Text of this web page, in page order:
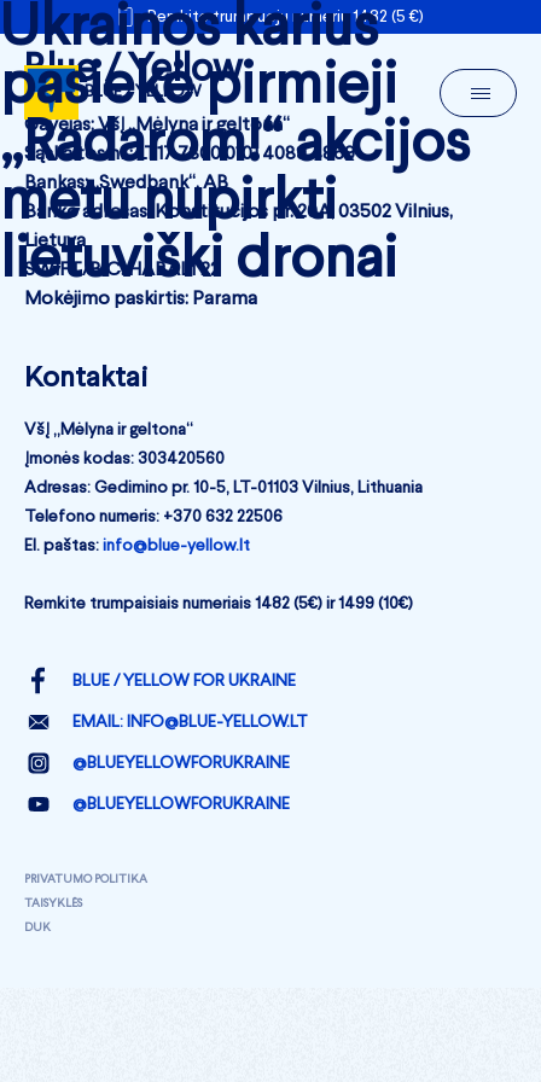
Remkite trumpuoju numeriu 1482 (5 €)
BLUE / YELLOW
Ukrainos karius
pasiekė pirmieji
„Radarom!“ akcijos
metu nupirkti
lietuviški dronai
Blue / Yellow
Gavėjas: VšĮ „Mėlyna ir geltona“
Sąskaitos nr.: LT17 7300 0101 4089 4869
Bankas: „Swedbank“, AB
Banko adresas: Konstitucijos pr. 20A, 03502 Vilnius,
Lietuva
SWIFT/BIC: HABALT22
Mokėjimo paskirtis: Parama
Kontaktai
VšĮ „Mėlyna ir geltona“
Įmonės kodas: 303420560
Adresas: Gedimino pr. 10-5, LT-01103 Vilnius, Lithuania
Telefono numeris: +370 632 22506
El. paštas: info@blue-yellow.lt
Remkite trumpaisiais numeriais 1482 (5€) ir 1499 (10€)
BLUE / YELLOW FOR UKRAINE
EMAIL: INFO@BLUE-YELLOW.LT
@BLUEYELLOWFORUKRAINE
@BLUEYELLOWFORUKRAINE
PRIVATUMO POLITIKA
TAISYKLĖS
DUK